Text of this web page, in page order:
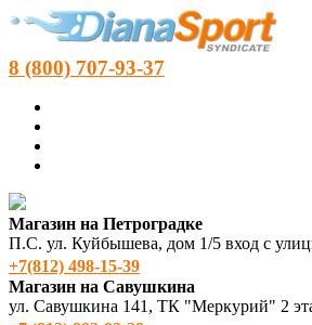
8 (800) 707-93-37
Магазин на Петроградке
П.С. ул. Куйбышева, дом 1/5 вход с
+7(812) 498‑15-39
Магазин на Савушкина
ул. Савушкина 141, ТК "Меркурий" 2